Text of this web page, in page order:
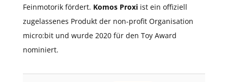
Feinmotorik fördert. Komos Proxi ist ein offiziell
zugelassenes Produkt der non-profit Organisation
micro:bit und wurde 2020 für den Toy Award
nominiert.